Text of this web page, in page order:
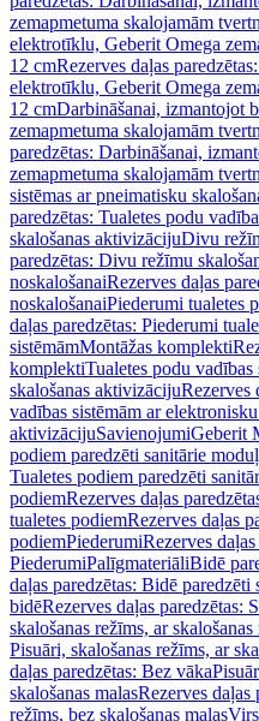
zemapmetuma skalojamām
elektrotīklu, Geberit Omega
12 cmRezerves daļas
elektrotīklu, Geberit Omega
12 cmDarbināšanai, izmantojot
zemapmetuma skalojamām
paredzētas: Darbināšanai,
zemapmetuma skalojamām
sistēmas ar pneimatisku
paredzētas: Tualetes podu
skalošanas aktivizācijuDivu
paredzētas: Divu režīmu
noskalošanaiRezerves daļas
noskalošanaiPiederumi tualetes
daļas paredzētas: Piederumi
sistēmāmMontāžas komplekti
komplektiTualetes podu
skalošanas aktivizācijuRezerves
vadības sistēmām ar
aktivizācijuSavienojumiGeberit
podiem paredzēti sanitārie
Tualetes podiem paredzēti
podiemRezerves daļas
tualetes podiemRezerves daļas
podiemPiederumiRezerves
PiederumiPalīgmateriāliBidē
daļas paredzētas: Bidē paredzēti
bidēRezerves daļas paredzētas:
skalošanas režīms, ar skalošanas
Pisuāri, skalošanas režīms, ar
daļas paredzētas: Bez vāka
skalošanas malasRezerves daļas
režīms, bez skalošanas malas